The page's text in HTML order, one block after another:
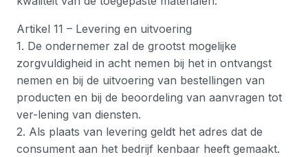
Artikel 11 – Levering en uitvoering
1. De ondernemer zal de grootst mogelijke
zorgvuldigheid in acht nemen bij het in ontvangst
nemen en bij de uitvoering van bestellingen van
producten en bij de beoordeling van aanvragen tot
ver-lening van diensten.
2. Als plaats van levering geldt het adres dat de
consument aan het bedrijf kenbaar heeft gemaakt.